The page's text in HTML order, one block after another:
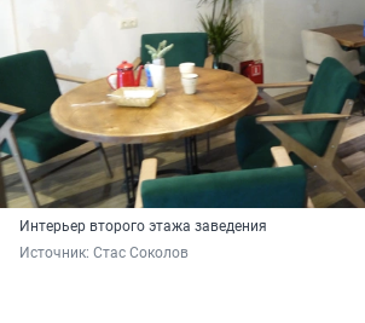
Интерьер второго этажа заведения
Источник: Стас Соколов